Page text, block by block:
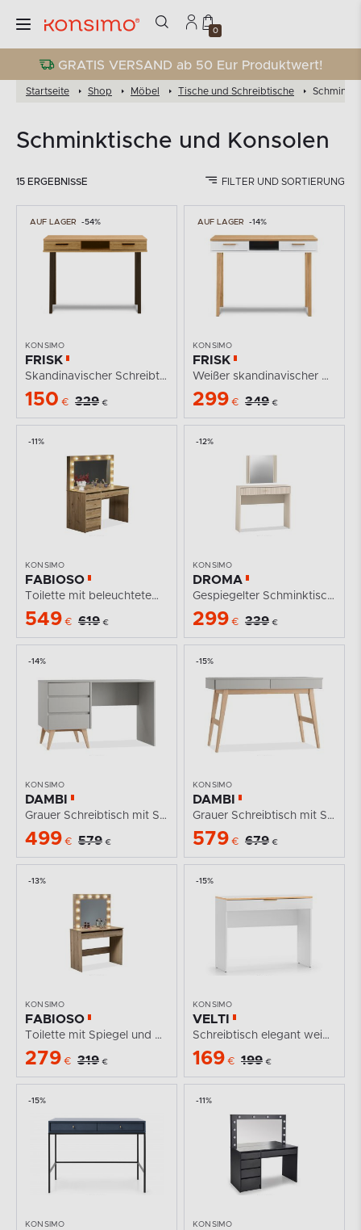
0
GRATIS VERSAND ab 50 Eur Produktwert!
Startseite Shop Möbel Tische und Schreibtische
Schminktische und Konsolen
15 ERGEBNISSE FILTER UND SORTIERUNG
AUF LAGER -54%
KONSIMO
FRISK
Skandinavischer Schreibtisch aus Eichenholz
150 € 329 €
AUF LAGER -14%
KONSIMO
FRISK
Weißer skandinavischer Schreibtisch
299 € 349 €
-11%
KONSIMO
FABIOSO
Toilette mit beleuchtetem Spiegel und Schubladen Eiche...
549 € 619 €
-12%
KONSIMO
DROMA
Gespiegelter Schminktisch creme elegant
299 € 339 €
-14%
KONSIMO
DAMBI
Grauer Schreibtisch mit Schubladen auf Beinen
499 € 579 €
-15%
KONSIMO
DAMBI
Grauer Schreibtisch mit Schubladen
579 € 679 €
-13%
KONSIMO
FABIOSO
Toilette mit Spiegel und Beleuchtung Eiche artisan
279 € 319 €
-15%
KONSIMO
VELTI
Schreibtisch elegant weiß auf goldenen Beinen
169 € 199 €
-15%
KONSIMO
-11%
KONSIMO